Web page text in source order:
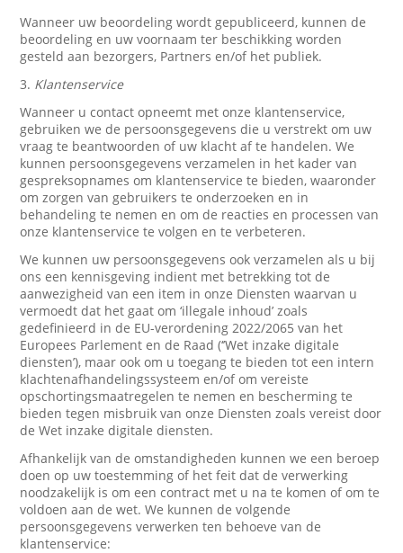
Wanneer uw beoordeling wordt gepubliceerd, kunnen de
beoordeling en uw voornaam ter beschikking worden
gesteld aan bezorgers, Partners en/of het publiek.
3. Klantenservice
Wanneer u contact opneemt met onze klantenservice,
gebruiken we de persoonsgegevens die u verstrekt om uw
vraag te beantwoorden of uw klacht af te handelen. We
kunnen persoonsgegevens verzamelen in het kader van
gespreksopnames om klantenservice te bieden, waaronder
om zorgen van gebruikers te onderzoeken en in
behandeling te nemen en om de reacties en processen van
onze klantenservice te volgen en te verbeteren.
We kunnen uw persoonsgegevens ook verzamelen als u bij
ons een kennisgeving indient met betrekking tot de
aanwezigheid van een item in onze Diensten waarvan u
vermoedt dat het gaat om ‘illegale inhoud’ zoals
gedefinieerd in de EU-verordening 2022/2065 van het
Europees Parlement en de Raad (‘’Wet inzake digitale
diensten’), maar ook om u toegang te bieden tot een intern
klachtenafhandelingssysteem en/of om vereiste
opschortingsmaatregelen te nemen en bescherming te
bieden tegen misbruik van onze Diensten zoals vereist door
de Wet inzake digitale diensten.
Afhankelijk van de omstandigheden kunnen we een beroep
doen op uw toestemming of het feit dat de verwerking
noodzakelijk is om een contract met u na te komen of om te
voldoen aan de wet. We kunnen de volgende
persoonsgegevens verwerken ten behoeve van de
klantenservice: